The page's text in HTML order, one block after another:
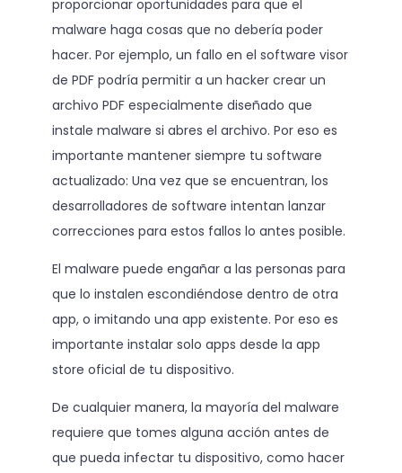
proporcionar oportunidades para que el
malware haga cosas que no debería poder
hacer. Por ejemplo, un fallo en el software visor
de PDF podría permitir a un hacker crear un
archivo PDF especialmente diseñado que
instale malware si abres el archivo. Por eso es
importante mantener siempre tu software
actualizado: Una vez que se encuentran, los
desarrolladores de software intentan lanzar
correcciones para estos fallos lo antes posible.
El malware puede engañar a las personas para
que lo instalen escondiéndose dentro de otra
app, o imitando una app existente. Por eso es
importante instalar solo apps desde la app
store oficial de tu dispositivo.
De cualquier manera, la mayoría del malware
requiere que tomes alguna acción antes de
que pueda infectar tu dispositivo, como hacer